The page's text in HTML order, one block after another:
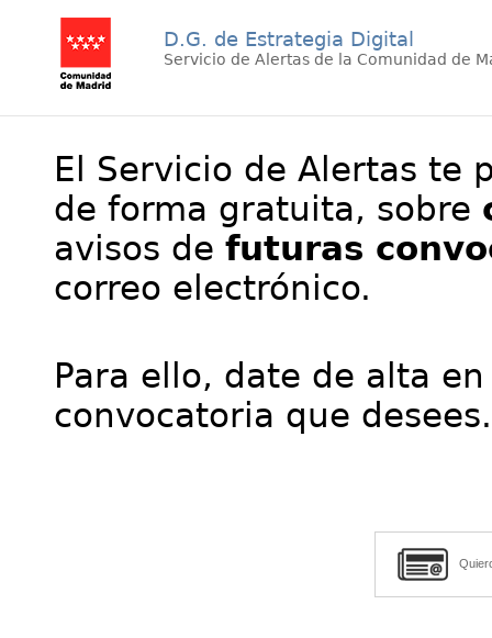
D.G. de Estrategia Digital
Servicio de Alertas de la Comunidad de
El Servicio de Alertas te
de forma gratuita, sobre
avisos de futuras
correo electrónico.
Para ello, date de alta
convocatoria que desees.